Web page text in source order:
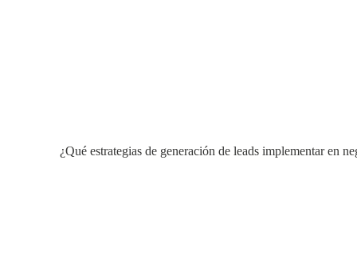
¿Qué estrategias de generación de leads implementar en